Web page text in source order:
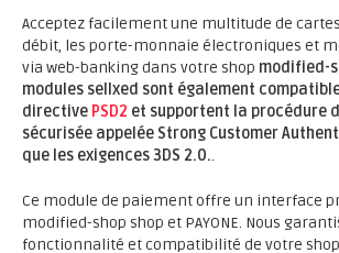
Acceptez facilement une multitude de
débit, les porte-monnaie électroniques et
via web-banking dans votre shop modified-
modules sellxed sont également
directive PSD2 et supportent la procédure
sécurisée appelée Strong Customer
que les exigences 3DS 2.0..
Ce module de paiement offre un interface
modified-shop shop et PAYONE. Nous
fonctionnalité et compatibilité de votre